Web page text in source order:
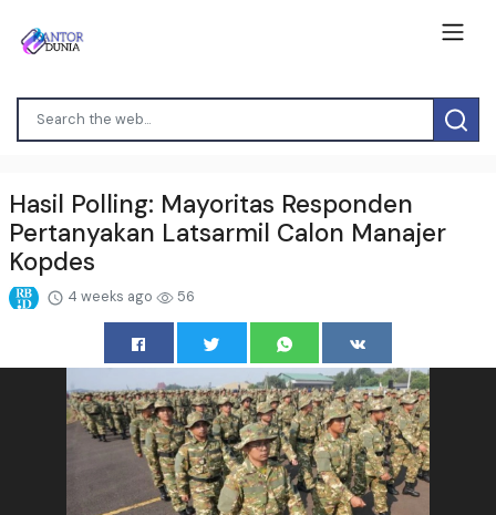
Hasil Polling: Mayoritas Responden
Pertanyakan Latsarmil Calon Manajer
Kopdes
4 weeks ago 56